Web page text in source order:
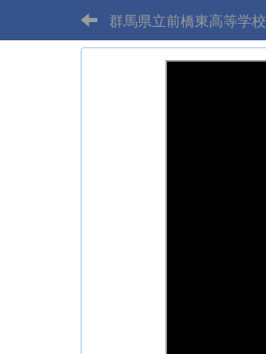
群馬県立前橋東高等学校